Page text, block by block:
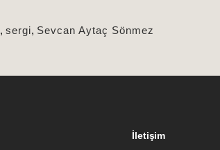
, sergi, Sevcan Aytaç Sönmez
İletişim